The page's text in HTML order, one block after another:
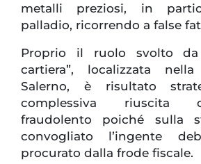
metalli preziosi, in
palladio, ricorrendo a false
Proprio il ruolo svolto da
cartiera”, localizzata
Salerno, è risultato
complessiva riuscita
fraudolento poiché sulla
convogliato l’ingente
procurato dalla frode fiscale.